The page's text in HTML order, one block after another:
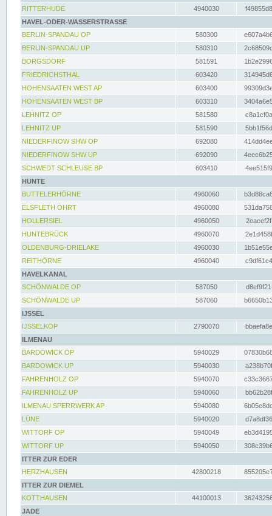
RITTERHUDE
4940030
HAVEL-ODER-WASSERSTRASSE
BERLIN-SPANDAU OP
580300
BERLIN-SPANDAU UP
580310
BORGSDORF
581591
FRIEDRICHSTHAL
603420
HOHENSAATEN WEST AP
603400
HOHENSAATEN WEST BP
603310
LEHNITZ OP
581580
LEHNITZ UP
581590
NIEDERFINOW SHW OP
692080
NIEDERFINOW SHW UP
692090
SCHWEDT SCHLEUSE BP
603410
HUNTE
BUTTELERHÖRNE
4960060
ELSFLETH OHRT
4960080
HOLLERSIEL
4960050
HUNTEBRÜCK
4960070
OLDENBURG-DRIELAKE
4960030
REITHÖRNE
4960040
HAVELKANAL
SCHÖNWALDE OP
587050
SCHÖNWALDE UP
587060
IJSSEL
IJSSELKOP
2790070
ILMENAU
BARDOWICK OP
5940029
BARDOWICK UP
5940030
FAHRENHOLZ OP
5940070
FAHRENHOLZ UP
5940060
ILMENAU SPERRWERK AP
5940080
LÜNE
5940020
WITTORF OP
5940049
WITTORF UP
5940050
ITTER ZUR EDER
HERZHAUSEN
42800218
ITTER ZUR DIEMEL
KOTTHAUSEN
44100013
JADE